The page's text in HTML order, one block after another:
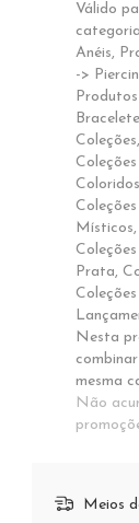
Válido
Anéis,
->
Místicos,
Prata,
Nesta
mesma
Não
Meios